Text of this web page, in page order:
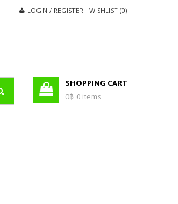
LOGIN / REGISTER WISHLIST (0)
SHOPPING CART
0฿ 0 items